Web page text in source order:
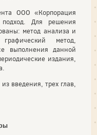
ООО «Корпорация
Для решения
метод анализа и
метод,
выполнения данной
издания,
введения, трех глав,